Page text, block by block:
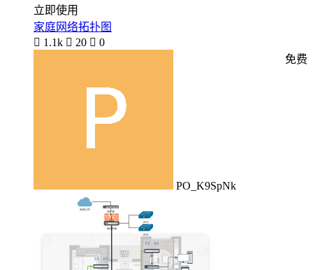
立即使用
家庭网络拓扑图
 1.1k  20  0
PO_K9SpNk
免费